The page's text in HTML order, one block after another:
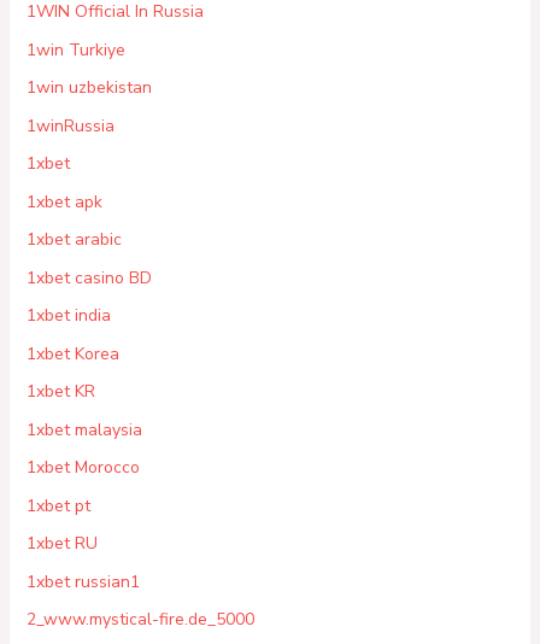
1WIN Official In Russia
1win Turkiye
1win uzbekistan
1winRussia
1xbet
1xbet apk
1xbet arabic
1xbet casino BD
1xbet india
1xbet Korea
1xbet KR
1xbet malaysia
1xbet Morocco
1xbet pt
1xbet RU
1xbet russian1
2_www.mystical-fire.de_5000